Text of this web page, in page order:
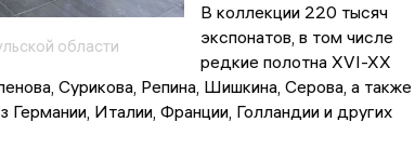
области
В коллекции 220 тысяч
экспонатов, в том числе
редкие полотна XVI-XX
Сурикова, Репина, Шишкина, Серова, а также
Германии, Италии, Франции, Голландии и других